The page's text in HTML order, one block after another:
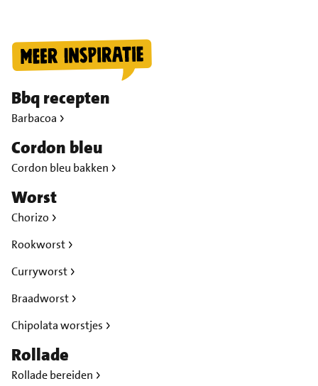
Bbq recepten
Barbacoa
Cordon bleu
Cordon bleu bakken
Worst
Chorizo
Rookworst
Curryworst
Braadworst
Chipolata worstjes
Rollade
Rollade bereiden